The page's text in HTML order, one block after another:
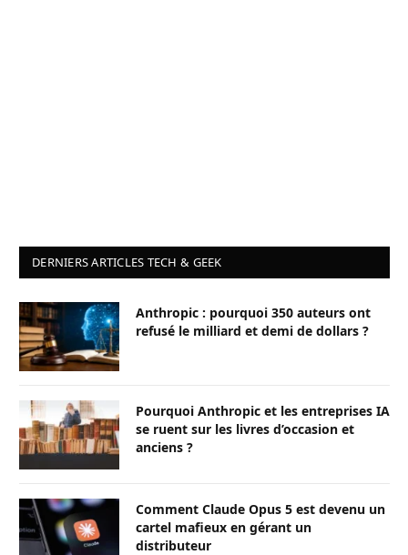
DERNIERS ARTICLES TECH & GEEK
Anthropic : pourquoi 350 auteurs ont
refusé le milliard et demi de dollars ?
Pourquoi Anthropic et les entreprises IA
se ruent sur les livres d’occasion et
anciens ?
Comment Claude Opus 5 est devenu un
cartel mafieux en gérant un
distributeur